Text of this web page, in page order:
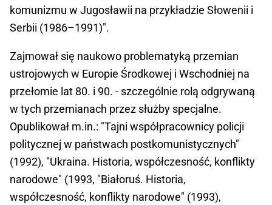
komunizmu w Jugosławii na przykładzie Słowenii i
Serbii (1986–1991)".
Zajmował się naukowo problematyką przemian
ustrojowych w Europie Środkowej i Wschodniej na
przełomie lat 80. i 90. - szczególnie rolą odgrywaną
w tych przemianach przez służby specjalne.
Opublikował m.in.: "Tajni współpracownicy policji
politycznej w państwach postkomunistycznych"
(1992), "Ukraina. Historia, współczesność, konflikty
narodowe" (1993, "Białoruś. Historia,
współczesność, konflikty narodowe" (1993),